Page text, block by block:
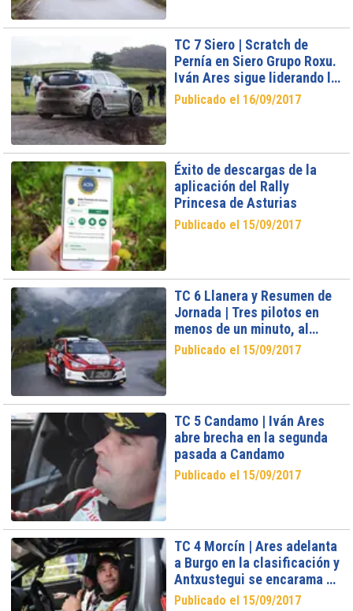
TC 7 Siero | Scratch de
Pernía en Siero Grupo Roxu.
Iván Ares sigue liderando la
general
Publicado el 16/09/2017
Éxito de descargas de la
aplicación del Rally
Princesa de Asturias
Publicado el 15/09/2017
TC 6 Llanera y Resumen de
Jornada | Tres pilotos en
menos de un minuto, al
término de la primera
Publicado el 15/09/2017
TC 5 Candamo | Iván Ares
abre brecha en la segunda
pasada a Candamo
Publicado el 15/09/2017
TC 4 Morcín | Ares adelanta
a Burgo en la clasificación y
Antxustegui se encarama al
tercer puesto en la segunda
Publicado el 15/09/2017